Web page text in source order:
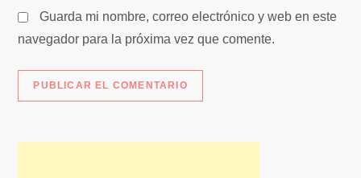
s
Guarda mi nombre, correo electrónico y web en este
navegador para la próxima vez que comente.